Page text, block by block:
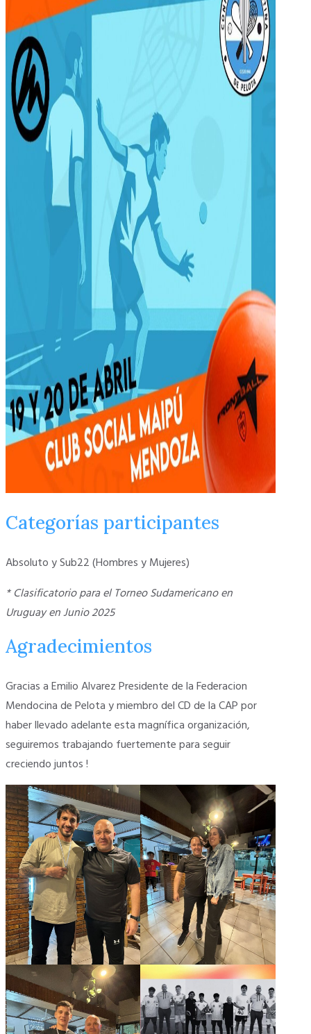
Categorías participantes
Absoluto y Sub22 (Hombres y Mujeres)
* Clasificatorio para el Torneo Sudamericano en
Uruguay en Junio 2025
Agradecimientos
Gracias a Emilio Alvarez Presidente de la Federacion
Mendocina de Pelota y miembro del CD de la CAP por
haber llevado adelante esta magnífica organización,
seguiremos trabajando fuertemente para seguir
creciendo juntos !